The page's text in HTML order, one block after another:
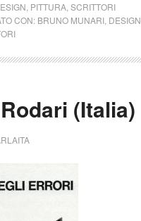
PITTURA, SCRITTORI
CON: BRUNO MUNARI, DESIGN
(Italia)